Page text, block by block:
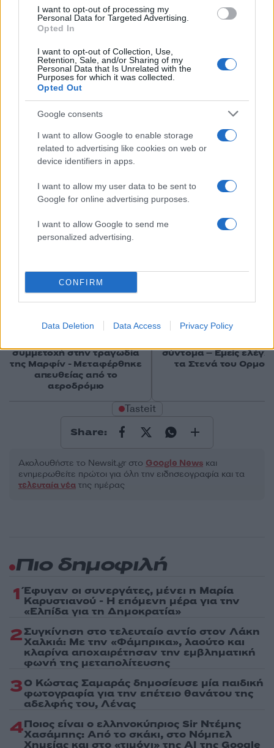
I want to opt-out of processing my
Personal Data for Targeted Advertising.
Opted In
I want to opt-out of Collection, Use,
Retention, Sale, and/or Sharing of my
Personal Data that Is Unrelated with the
Purposes for which it was collected.
Opted Out
Google consents
I want to allow Google to enable storage
related to advertising like cookies on web or
device identifiers in apps.
I want to allow my user data to be sent to
Google for online advertising purposes.
I want to allow Google to send me
personalized advertising.
CONFIRM
Data Deletion Data Access Privacy Policy
Ήλιου σε έναν συναρπαστικόδιαγωνισμόμε
έπαθλα μια αξέχαστηκρουαζιέραμε
έρχεται-τραπεζώματααξίας100 ευρώ το
καθένα, αλλά καιφιάλες Ούζου Πλωμαρίου,
οποίες θα απογειώσουν τις στιγμές μας. Κι όλα
αυτά με μια επίσκεψη στο
ανεβάζουμε μιαφωτογραφίατου λαιμού μιας
φιάλης200ml– η ζωήείναι
Tasteit
Share:
Ακολουθήστε το Νewsit.gr στο Google News και
ενημερωθείτε πρώτοι για όλη την ειδησεογραφία και τα
τελευταία νέα της ημέρας
Αν τα χάσατε
Στη ΓΑΔΑ η 46χρονη που
συμμετοχή στην τραγωδία
της Μαρφίν - Μεταφέρθηκε
απευθείας από το
αεροδρόμιο
Τραμπ: «Ο πόλεμος με
σύντομα – Εμείς
τα Στενά του
Πιο δημοφιλή
1 Έφυγαν οι συνεργάτες, μένει η Μαρία
Καρυστιανού - Η επόμενη μέρα για την
«Ελπίδα για τη Δημοκρατία»
2Συγκίνηση στο τελευταίο αντίο στον Λάκη
Χαλκιά: Με την «Φάμπρικα», λαούτο και
κλαρίνα αποχαιρέτησαν την εμβληματική
φωνή της μεταπολίτευσης
3Ο Κώστας Σαμαράς δημοσίευσε μία παιδική
φωτογραφία για την επέτειο θανάτου της
αδελφής του, Λένας
4Ποιος είναι ο ελληνοκύπριος Sir Ντέμης
Χασάμπης: Από το σκάκι, στο Νόμπελ
Χημείας και στο «τιμόνι» της AI της Google